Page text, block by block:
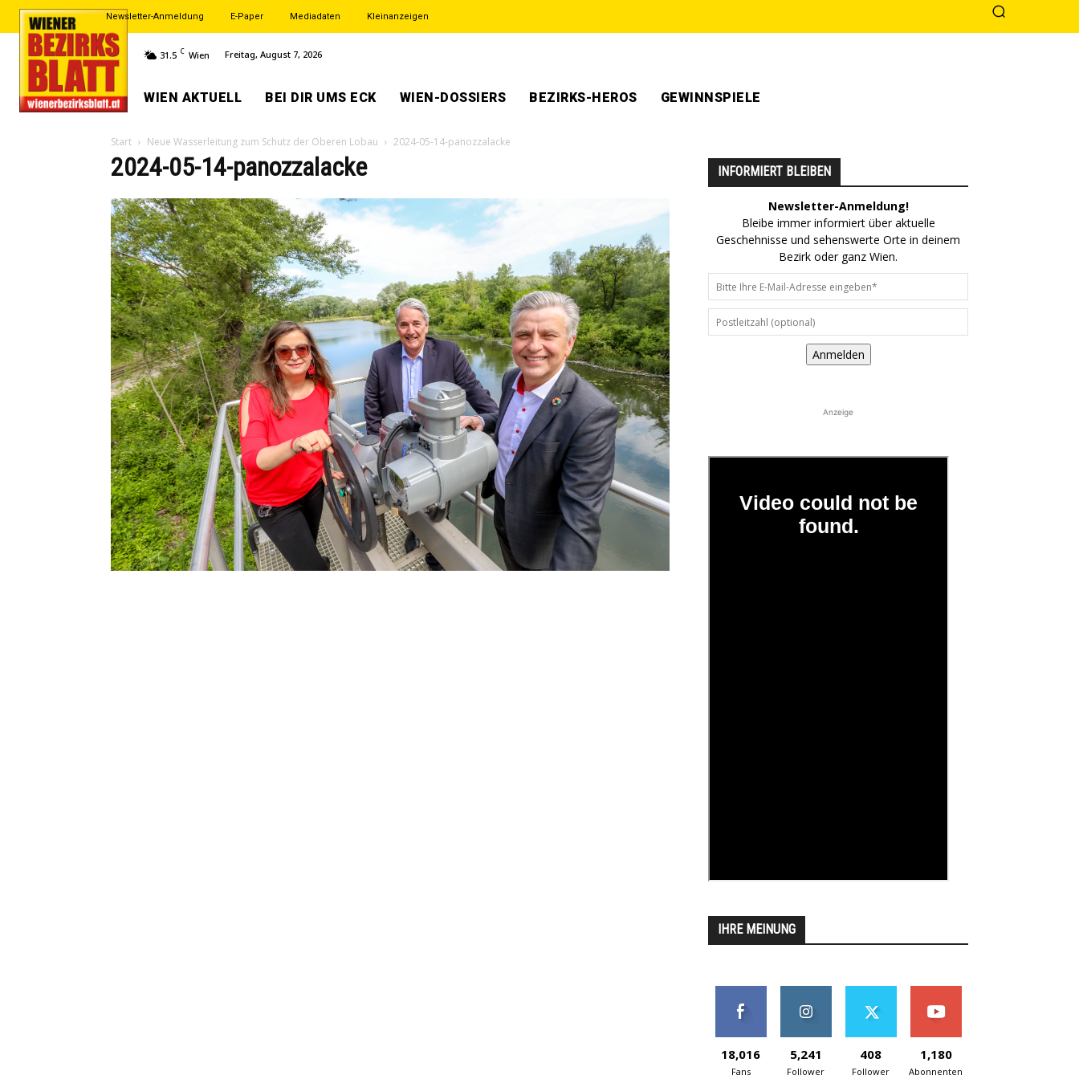
Newsletter-Anmeldung E-Paper Mediadaten Kleinanzeigen
31.5 C Wien Freitag, August 7, 2026
WIEN AKTUELL BEI DIR UMS ECK WIEN-DOSSIERS BEZIRKS-HEROS GEWINNSPIELE
Start Neue Wasserleitung zum Schutz der Oberen Lobau 2024-05-14-panozzalacke
2024-05-14-panozzalacke INFORMIERT BLEIBEN
Newsletter-Anmeldung!
Bleibe immer informiert über aktuelle
Geschehnisse und sehenswerte Orte in deinem
Bezirk oder ganz Wien.
Anmelden
Anzeige
IHRE MEINUNG
18,016
Fans
5,241
Follower
408
Follower
1,180
Abonnenten